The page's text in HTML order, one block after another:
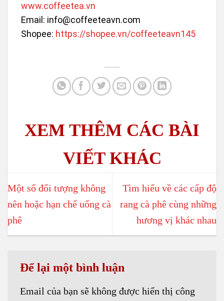
www.coffeetea.vn
Email: info@coffeeteavn.com
Shopee: https://shopee.vn/coffeeteavn145
Một số đối tượng không
nên hoặc hạn chế uống cà
phê
Tìm hiểu về các cấp độ
rang cà phê cùng những
hương vị khác nhau
Để lại một bình luận
Email của bạn sẽ không được hiển thị công